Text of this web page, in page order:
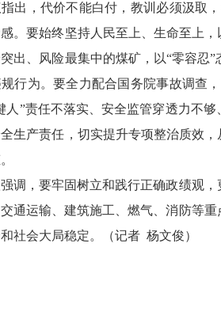
，代价不能白付，教训必须汲取，
。要始终坚持人民至上、生命至上
出、风险最集中的煤矿，以“零容忍
行为。要全力配合国务院事故调查
人”责任不落实、安全监管穿透力不
生产责任，切实提升专项整治质效
，要牢固树立和践行正确政绩观，
通运输、建筑施工、燃气、消防等
社会大局稳定。
（记者 杨文俊）